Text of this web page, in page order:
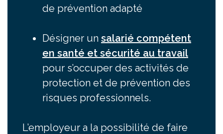
de prévention adapté
Désigner un salarié compétent
en santé et sécurité au travail
pour s’occuper des activités de
protection et de prévention des
risques professionnels.
L’employeur a la possibilité de faire